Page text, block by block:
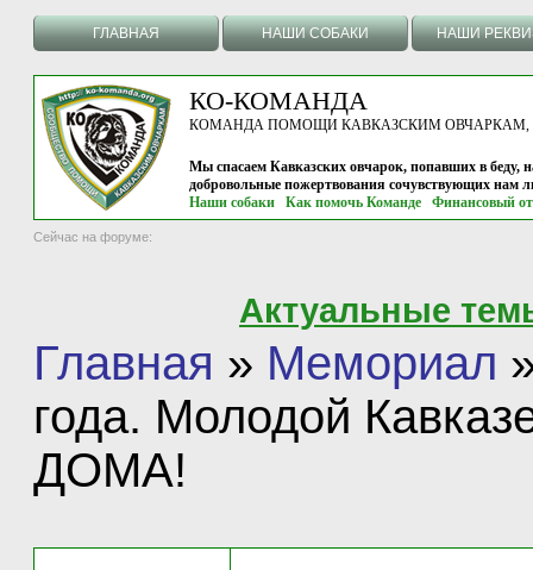
ГЛАВНАЯ НАШИ СОБАКИ НАШИ
КО-КОМАНДА
КОМАНДА ПОМОЩИ КАВКАЗСКИМ ОВЧАРКАМ, г.
Мы спасаем Кавказских овчарок, попавших в беду,
добровольные пожертвования сочувствующих нам
Наши собаки
Как помочь Команде Финансовый
Сейчас на форуме:
Актуальные
Главная » Мемориал
года. Молодой
ДОМА!